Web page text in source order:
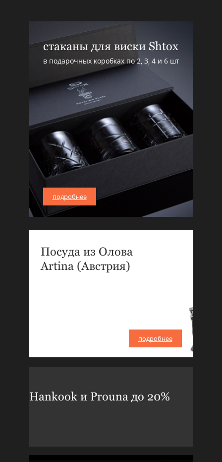
стаканы для виски Shtox
в подарочных коробках по 2, 3, 4 и 6 шт
подробнее
Посуда из Олова
Artina (Австрия)
подробнее
Hankook и Prouna до 20%